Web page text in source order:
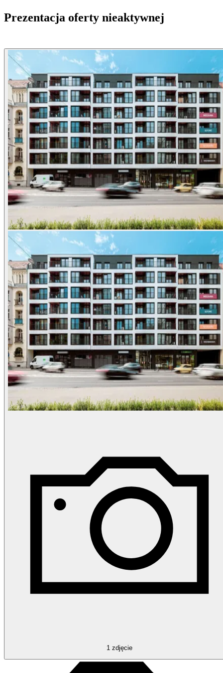
Prezentacja oferty nieaktywnej
1 zdjęcie